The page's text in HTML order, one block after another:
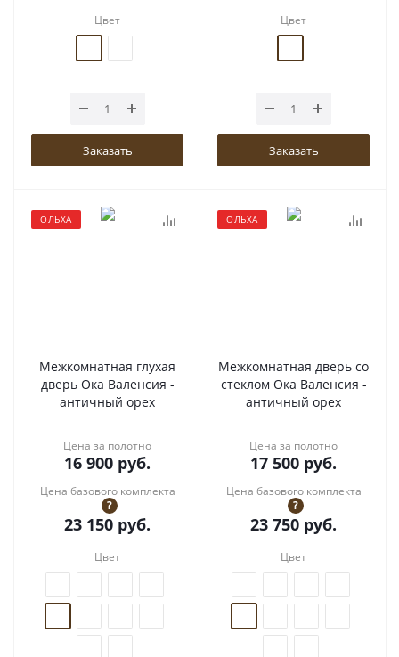
Цвет
Заказать
Цвет
Заказать
ОЛЬХА
Межкомнатная глухая
дверь Ока Валенсия -
античный орех
Цена за полотно
16 900 руб.
Цена базового комплекта
?
23 150 руб.
Цвет
ОЛЬХА
Межкомнатная дверь со
стеклом Ока Валенсия -
античный орех
Цена за полотно
17 500 руб.
Цена базового комплекта
?
23 750 руб.
Цвет